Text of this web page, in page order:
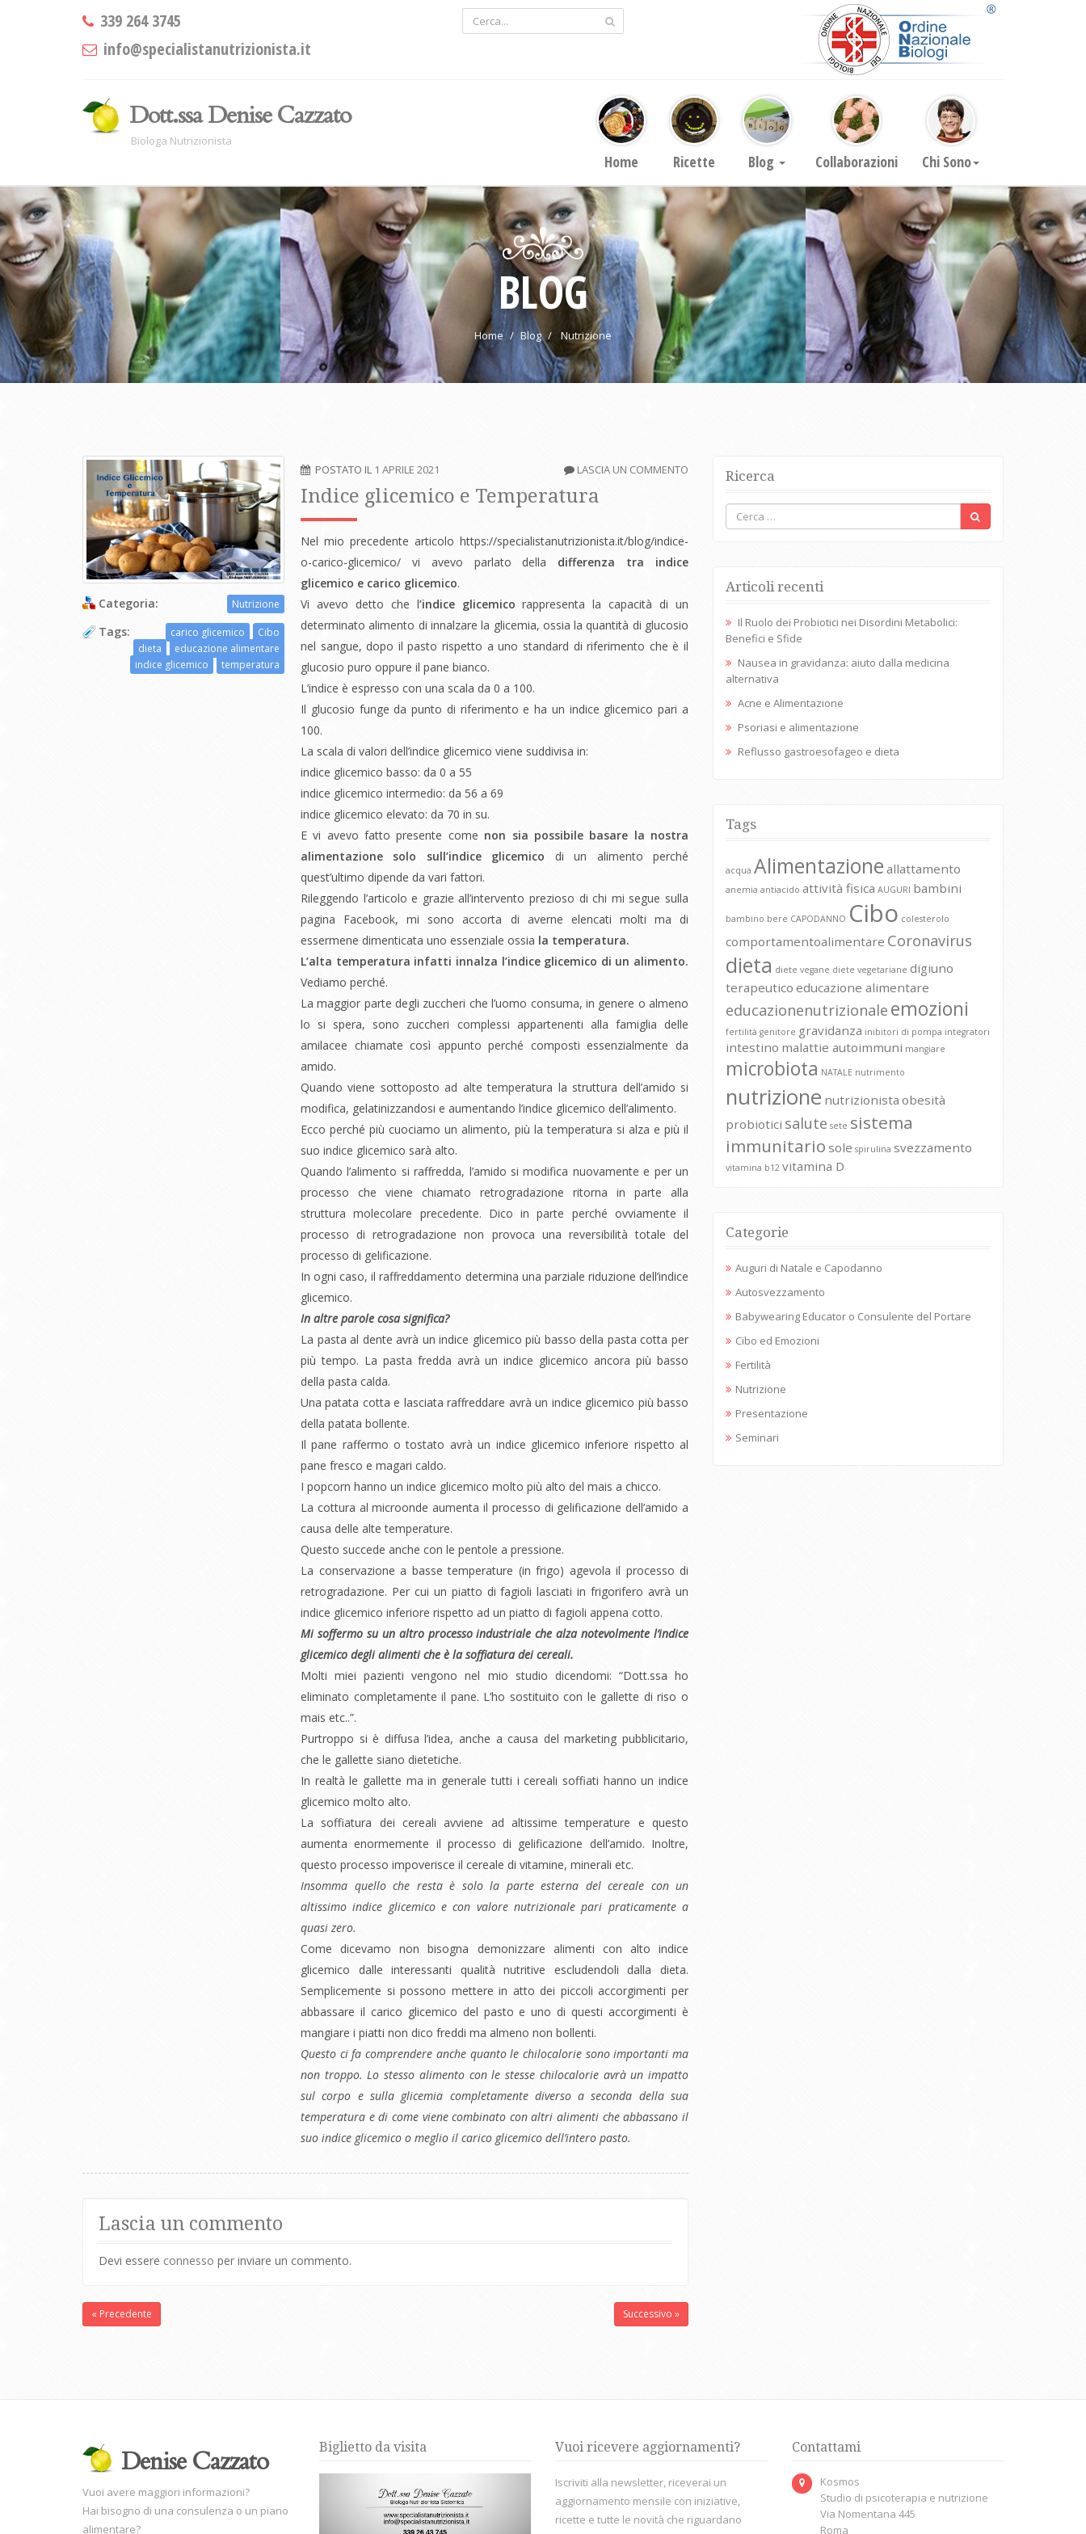
339 264 3745
info@specialistanutrizionista.it
Dott.ssa Denise Cazzato
Biologa Nutrizionista
Home Ricette Blog Collaborazioni Chi Sono
BLOG
Home Blog Nutrizione
Categoria: Nutrizione
Tags: carico glicemico
Cibo
dieta
educazione alimentare
indice glicemico
temperatura
POSTATO IL 1 APRILE 2021 LASCIA UN COMMENTO
Indice glicemico e Temperatura
Nel mio precedente articolo https://specialistanutrizionista.it/blog/indice-
o-carico-glicemico/ vi avevo parlato della differenza tra indice
glicemico e carico glicemico.
Vi avevo detto che l’indice glicemico rappresenta la capacità di un
determinato alimento di innalzare la glicemia, ossia la quantità di glucosio
nel sangue, dopo il pasto rispetto a uno standard di riferimento che è il
glucosio puro oppure il pane bianco.
L’indice è espresso con una scala da 0 a 100.
Il glucosio funge da punto di riferimento e ha un indice glicemico pari a
100.
La scala di valori dell’indice glicemico viene suddivisa in:
indice glicemico basso: da 0 a 55
indice glicemico intermedio: da 56 a 69
indice glicemico elevato: da 70 in su.
E vi avevo fatto presente come non sia possibile basare la nostra
alimentazione solo sull’indice glicemico di un alimento perché
quest’ultimo dipende da vari fattori.
Rileggendo l’articolo e grazie all’intervento prezioso di chi mi segue sulla
pagina Facebook, mi sono accorta di averne elencati molti ma di
essermene dimenticata uno essenziale ossia la temperatura.
L’alta temperatura infatti innalza l’indice glicemico di un alimento.
Vediamo perché.
La maggior parte degli zuccheri che l’uomo consuma, in genere o almeno
lo si spera, sono zuccheri complessi appartenenti alla famiglia delle
amilacee chiamate così appunto perché composti essenzialmente da
amido.
Quando viene sottoposto ad alte temperatura la struttura dell’amido si
modifica, gelatinizzandosi e aumentando l’indice glicemico dell’alimento.
Ecco perché più cuociamo un alimento, più la temperatura si alza e più il
suo indice glicemico sarà alto.
Quando l’alimento si raffredda, l’amido si modifica nuovamente e per un
processo che viene chiamato retrogradazione ritorna in parte alla
struttura molecolare precedente. Dico in parte perché ovviamente il
processo di retrogradazione non provoca una reversibilità totale del
processo di gelificazione.
In ogni caso, il raffreddamento determina una parziale riduzione dell’indice
glicemico.
In altre parole cosa significa?
La pasta al dente avrà un indice glicemico più basso della pasta cotta per
più tempo. La pasta fredda avrà un indice glicemico ancora più basso
della pasta calda.
Una patata cotta e lasciata raffreddare avrà un indice glicemico più basso
della patata bollente.
Il pane raffermo o tostato avrà un indice glicemico inferiore rispetto al
pane fresco e magari caldo.
I popcorn hanno un indice glicemico molto più alto del mais a chicco.
La cottura al microonde aumenta il processo di gelificazione dell’amido a
causa delle alte temperature.
Questo succede anche con le pentole a pressione.
La conservazione a basse temperature (in frigo) agevola il processo di
retrogradazione. Per cui un piatto di fagioli lasciati in frigorifero avrà un
indice glicemico inferiore rispetto ad un piatto di fagioli appena cotto.
Mi soffermo su un altro processo industriale che alza notevolmente l’indice
glicemico degli alimenti che è la soffiatura dei cereali.
Molti miei pazienti vengono nel mio studio dicendomi: “Dott.ssa ho
eliminato completamente il pane. L’ho sostituito con le gallette di riso o
mais etc..”.
Purtroppo si è diffusa l’idea, anche a causa del marketing pubblicitario,
che le gallette siano dietetiche.
In realtà le gallette ma in generale tutti i cereali soffiati hanno un indice
glicemico molto alto.
La soffiatura dei cereali avviene ad altissime temperature e questo
aumenta enormemente il processo di gelificazione dell’amido. Inoltre,
questo processo impoverisce il cereale di vitamine, minerali etc.
Insomma quello che resta è solo la parte esterna del cereale con un
altissimo indice glicemico e con valore nutrizionale pari praticamente a
quasi zero.
Come dicevamo non bisogna demonizzare alimenti con alto indice
glicemico dalle interessanti qualità nutritive escludendoli dalla dieta.
Semplicemente si possono mettere in atto dei piccoli accorgimenti per
abbassare il carico glicemico del pasto e uno di questi accorgimenti è
mangiare i piatti non dico freddi ma almeno non bollenti.
Questo ci fa comprendere anche quanto le chilocalorie sono importanti ma
non troppo. Lo stesso alimento con le stesse chilocalorie avrà un impatto
sul corpo e sulla glicemia completamente diverso a seconda della sua
temperatura e di come viene combinato con altri alimenti che abbassano il
suo indice glicemico o meglio il carico glicemico dell’intero pasto.
Lascia un commento
Devi essere connesso per inviare un commento.
« Precedente Successivo »
Ricerca
Articoli recenti
Il Ruolo dei Probiotici nei Disordini Metabolici:
Benefici e Sfide
Nausea in gravidanza: aiuto dalla medicina
alternativa
Acne e Alimentazione
Psoriasi e alimentazione
Reflusso gastroesofageo e dieta
Tags
acqua Alimentazione allattamento
anemia antiacido attività fisica AUGURI bambini
bambino bere CAPODANNO Cibo colesterolo
comportamentoalimentare Coronavirus
dieta diete vegane diete vegetariane digiuno
terapeutico educazione alimentare
educazionenutrizionale emozioni
fertilità genitore gravidanza inibitori di pompa integratori
intestino malattie autoimmuni mangiare
microbiota NATALE nutrimento
nutrizione nutrizionista obesità
probiotici salute sete sistema
immunitario sole spirulina svezzamento
vitamina b12 vitamina D
Categorie
Auguri di Natale e Capodanno
Autosvezzamento
Babywearing Educator o Consulente del Portare
Cibo ed Emozioni
Fertilità
Nutrizione
Presentazione
Seminari
Denise Cazzato
Vuoi avere maggiori informazioni?
Hai bisogno di una consulenza o un piano
alimentare?
Biglietto da visita Vuoi ricevere aggiornamenti?
Iscriviti alla newsletter, riceverai un
aggiornamento mensile con iniziative,
ricette e tutte le novità che riguardano
Contattami
Kosmos
Studio di psicoterapia e nutrizione
Via Nomentana 445
Roma